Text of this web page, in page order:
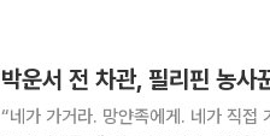
박운서 전 차관, 필리핀 농사
“네가 가거라. 망얀족에게. 네가 직접 가거라!” 박운서(75·사진) 전 통상산업부